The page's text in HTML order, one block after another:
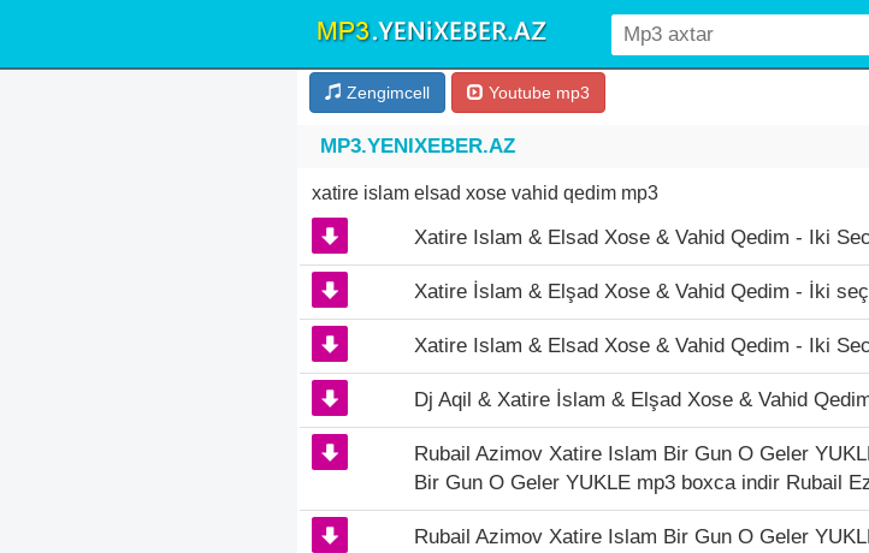
Zengimcell Youtube mp3
MP3.YENIXEBER.AZ
xatire islam elsad xose vahid qedim mp3
Xatire Islam & Elsad Xose & Vahid Qedim - Iki
Xatire İslam & Elşad Xose & Vahid Qedim - İki
Xatire Islam & Elsad Xose & Vahid Qedim - Iki
Dj Aqil & Xatire İslam & Elşad Xose & Vahid
Rubail Azimov Xatire Islam Bir Gun O Geler
Bir Gun O Geler YUKLE mp3 boxca indir Rubail
Rubail Azimov Xatire Islam Bir Gun O Geler